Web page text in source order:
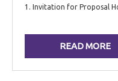
1. Invitation for Proposal
READ MORE